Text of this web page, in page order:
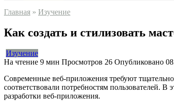
Главная » Изучение
Как создать и стилизовать
Изучение
На чтение 9 мин Просмотров 26 Опубликовано
Современные веб-приложения требуют
соответствовали потребностям пользователей.
разработки веб-приложения.